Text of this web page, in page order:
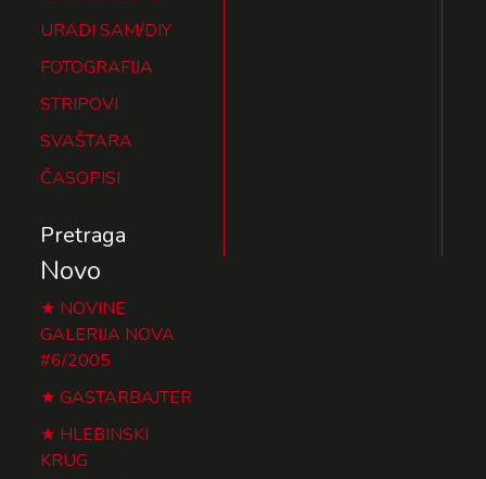
URADI SAM/DIY
FOTOGRAFIJA
STRIPOVI
SVAŠTARA
ČASOPISI
Pretraga
Novo
NOVINE
GALERIJA NOVA
#6/2005
GASTARBAJTER
HLEBINSKI
KRUG